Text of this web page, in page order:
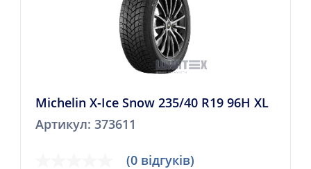
Michelin X-Ice Snow 235/40 R19 96H XL
Артикул: 373611
(0 відгуків)